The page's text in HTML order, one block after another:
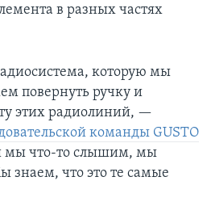
в разных частях
которую мы
повернуть ручку и
этих радиолиний, —
команды GUSTO
мы что-то слышим, мы
знаем, что это те самые